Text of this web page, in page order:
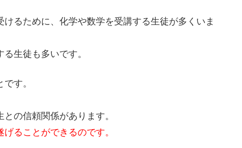
るために、化学や数学を受講する生徒が多くいま
生徒も多いです。
す。
の信頼関係があります。
ることができるのです。